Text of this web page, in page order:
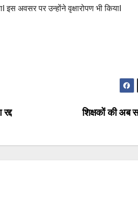
इस अवसर पर उन्होंने वृक्षारोपण भी कियाI
शिक्षकों की अब